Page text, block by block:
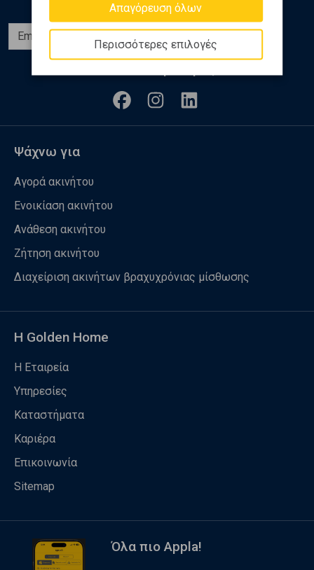
Απαγόρευση όλων
Περισσότερες επιλογές
Ψάχνω για
Αγορά ακινήτου
Ενοικίαση ακινήτου
Ανάθεση ακινήτου
Ζήτηση ακινήτου
Διαχείριση ακινήτων βραχυχρόνιας μίσθωσης
Η Golden Home
Η Εταιρεία
Υπηρεσίες
Καταστήματα
Καριέρα
Επικοινωνία
Sitemap
Όλα πιο Appla!